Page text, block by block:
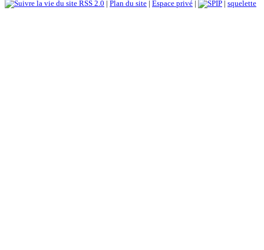
RSS 2.0 | Plan du site | Espace privé | | squelette